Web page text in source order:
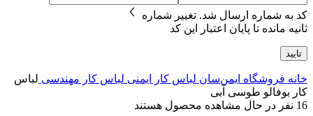
کد به شماره ارسال شد. تغییر شماره
ثانیه مانده تا پایان اعتبار این کد
تایید
خانه فروشگاه ایمن‌سان لباس کار ایمنی لباس کار مهندسی لباس
کار بوفالو طوسی آبی
16 نفر در حال مشاهده محصول هستند